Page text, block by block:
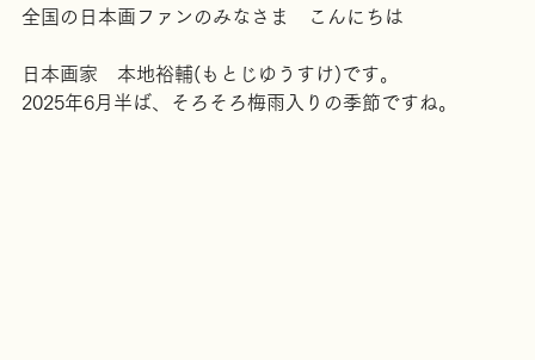
日本画 展覧会
をしました。
日本画家　本地裕輔(もとじゆうすけ)です。